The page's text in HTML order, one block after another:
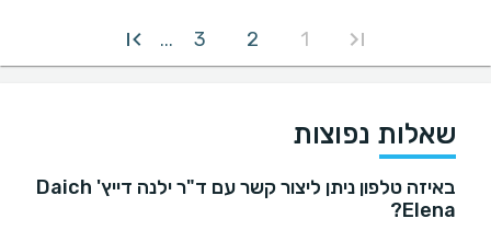
1
2
3
...
שאלות נפוצות
באיזה טלפון ניתן ליצור קשר עם ד"ר ילנה דייץ' Daich
Elena?